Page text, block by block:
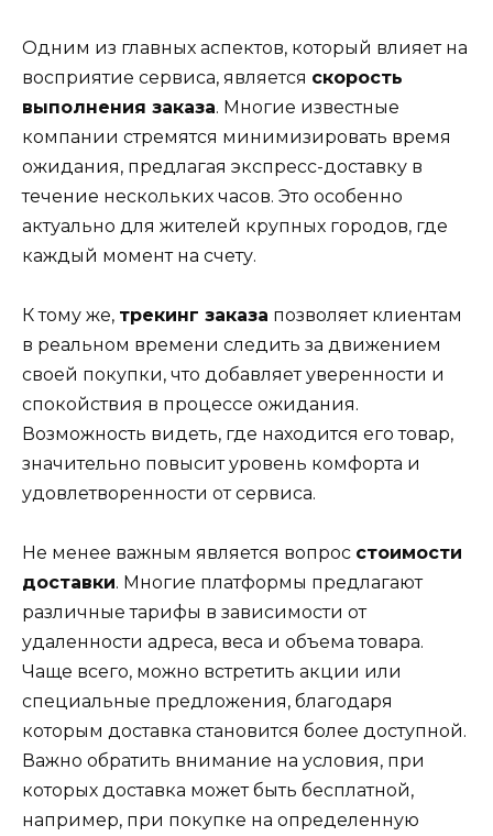
Одним из главных аспектов, который влияет на
восприятие сервиса, является скорость
выполнения заказа. Многие известные
компании стремятся минимизировать время
ожидания, предлагая экспресс-доставку в
течение нескольких часов. Это особенно
актуально для жителей крупных городов, где
каждый момент на счету.
К тому же, трекинг заказа позволяет клиентам
в реальном времени следить за движением
своей покупки, что добавляет уверенности и
спокойствия в процессе ожидания.
Возможность видеть, где находится его товар,
значительно повысит уровень комфорта и
удовлетворенности от сервиса.
Не менее важным является вопрос стоимости
доставки. Многие платформы предлагают
различные тарифы в зависимости от
удаленности адреса, веса и объема товара.
Чаще всего, можно встретить акции или
специальные предложения, благодаря
которым доставка становится более доступной.
Важно обратить внимание на условия, при
которых доставка может быть бесплатной,
например, при покупке на определенную